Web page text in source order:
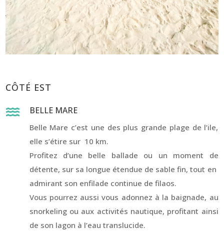
CÔTÉ EST
 BELLE MARE
Belle Mare c’est une des plus grande plage de l’ile,
elle s’étire sur 10 km.
Profitez d’une belle ballade ou un moment de
détente, sur sa longue étendue de sable fin, tout en
admirant son enfilade continue de filaos.
Vous pourrez aussi vous adonnez à la baignade, au
snorkeling ou aux activités nautique, profitant ainsi
de son lagon à l’eau translucide.